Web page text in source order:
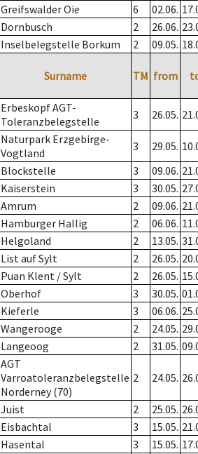
Greifswalder Oie 6 02.06.
Dornbusch 2 26.06.
Inselbelegstelle Borkum 2 09.05.
Surname TM from
Erbeskopf AGT-
Toleranzbelegstelle
3 26.05.
Naturpark Erzgebirge-
Vogtland
3 29.05.
Blockstelle 3 09.06.
Kaiserstein 3 30.05.
Amrum 2 09.06.
Hamburger Hallig 2 06.06.
Helgoland 2 13.05.
List auf Sylt 2 26.05.
Puan Klent / Sylt 2 26.05.
Oberhof 3 30.05.
Kieferle 3 06.06.
Wangerooge 2 24.05.
Langeoog 2 31.05.
AGT
Varroatoleranzbelegstelle
Norderney (70)
2 24.05.
Juist 2 25.05.
Eisbachtal 3 15.05.
Hasental 3 15.05.